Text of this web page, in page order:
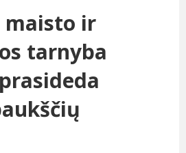
maisto ir
tarnyba